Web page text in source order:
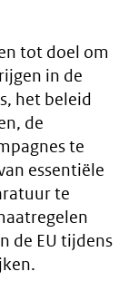
tot doel om
in de
het beleid
de
te
essentiële
te
de EU tijdens